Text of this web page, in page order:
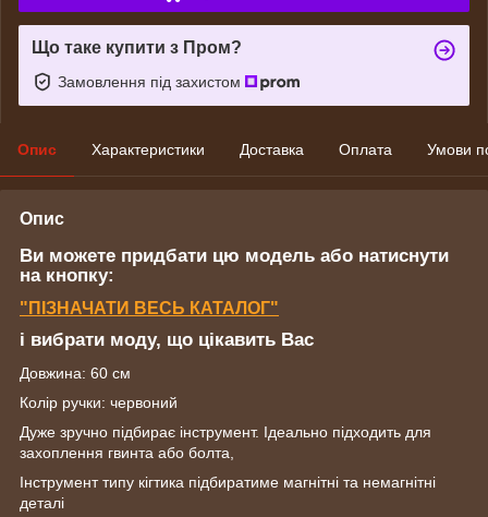
Що таке купити з Пром?
Замовлення під захистом
Опис Характеристики Доставка Оплата Умови
Опис
Ви можете придбати цю модель або натиснути
на кнопку:
"ПІЗНАЧАТИ ВЕСЬ КАТАЛОГ"
і вибрати моду, що цікавить Вас
Довжина: 60 см
Колір ручки: червоний
Дуже зручно підбирає інструмент. Ідеально підходить для
захоплення гвинта або болта,
Інструмент типу кігтика підбиратиме магнітні та немагнітні
деталі